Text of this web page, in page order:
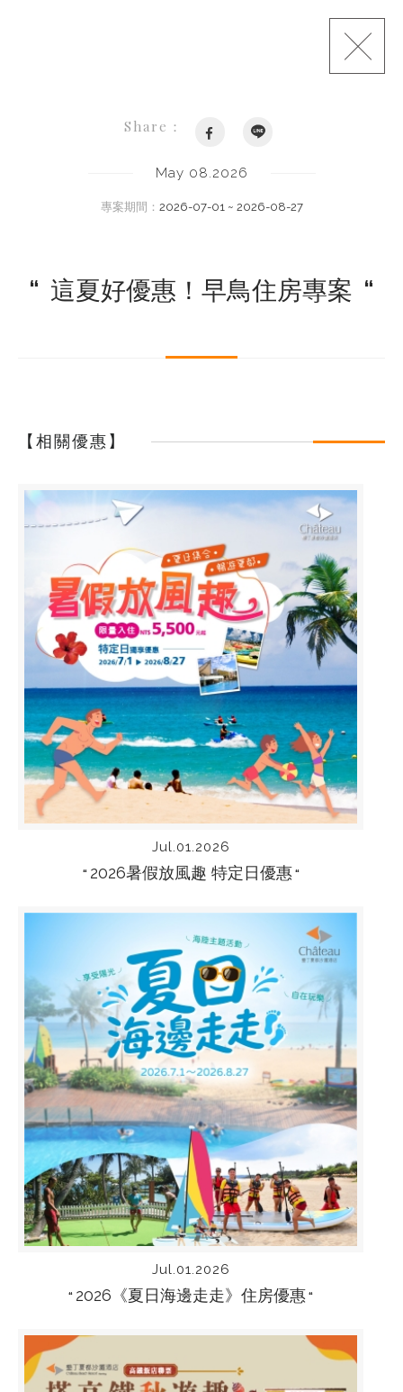
Share：
May 08.2026
專案期間： 2026-07-01 ~ 2026-08-27
“ 這夏好優惠！早鳥住房專案 “
【相關優惠】
Jul.01.2026
“ 2026暑假放風趣 特定日優惠“
Jul.01.2026
“ 2026《夏日海邊走走》住房優惠 “